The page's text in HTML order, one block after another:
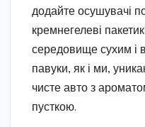
додайте осушувачі
кремнегелеві
середовище сухим і
павуки, як і ми,
чисте авто з
пусткою.